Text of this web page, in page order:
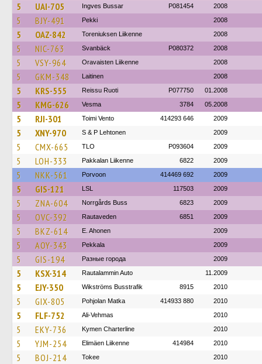
5 UAI-705 Ingves Bussar P081454 2008
5 BJY-491 Pekki 2008
5 OAZ-842 Toreniuksen Liikenne 2008
5 NIC-763 Svanbäck P080372 2008
5 VSY-964 Oravaisten Liikenne 2008
5 GKM-348 Laitinen 2008
5 KRS-555 Reissu Ruoti P077750 01.2008
5 KMG-626 Vesma 3784 05.2008
5 RJI-301 Toimi Vento 414293 646 2009
5 XNY-970 S & P Lehtonen 2009
5 CMX-665 TLO P093604 2009
5 LOH-333 Pakkalan Liikenne 6822 2009
5 NKK-561 Porvoon 414469 692 2009
5 GIS-121 LSL 117503 2009
5 ZNA-604 Norrgårds Buss 6823 2009
5 OVC-392 Rautaveden 6851 2009
5 BKZ-614 E. Ahonen 2009
5 AOY-343 Pekkala 2009
5 GIS-194 Разные города 2009
5 KSX-314 Rautalammin Auto 11.2009
5 EJY-350 Wikströms Busstrafik 8915 2010
5 GIX-805 Pohjolan Matka 414933 880 2010
5 FLF-752 Ali-Vehmas 2010
5 EKY-736 Kymen Charterline 2010
5 YJM-254 Elimäen Liikenne 414984 2010
5 BOJ-214 Tokee 2010